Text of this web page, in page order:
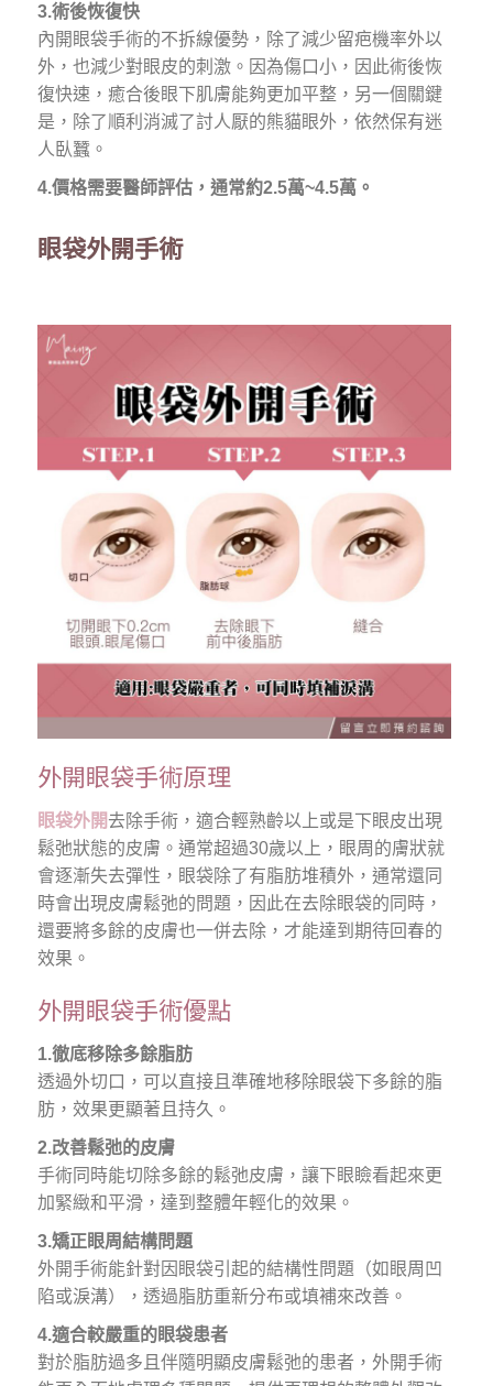
3.術後恢復快
內開眼袋手術的不拆線優勢，除了減少留疤機率外以
外，也減少對眼皮的刺激。因為傷口小，因此術後恢
復快速，癒合後眼下肌膚能夠更加平整，另一個關鍵
是，除了順利消滅了討人厭的熊貓眼外，依然保有迷
人臥蠶。
4.價格需要醫師評估，通常約2.5萬~4.5萬。
眼袋外開手術
外開眼袋手術原理
眼袋外開去除手術，適合輕熟齡以上或是下眼皮出現
鬆弛狀態的皮膚。通常超過30歲以上，眼周的膚狀就
會逐漸失去彈性，眼袋除了有脂肪堆積外，通常還同
時會出現皮膚鬆弛的問題，因此在去除眼袋的同時，
還要將多餘的皮膚也一併去除，才能達到期待回春的
效果。
外開眼袋手術優點
1.徹底移除多餘脂肪
透過外切口，可以直接且準確地移除眼袋下多餘的脂
肪，效果更顯著且持久。
2.改善鬆弛的皮膚
手術同時能切除多餘的鬆弛皮膚，讓下眼瞼看起來更
加緊緻和平滑，達到整體年輕化的效果。
3.矯正眼周結構問題
外開手術能針對因眼袋引起的結構性問題（如眼周凹
陷或淚溝），透過脂肪重新分布或填補來改善。
4.適合較嚴重的眼袋患者
對於脂肪過多且伴隨明顯皮膚鬆弛的患者，外開手術